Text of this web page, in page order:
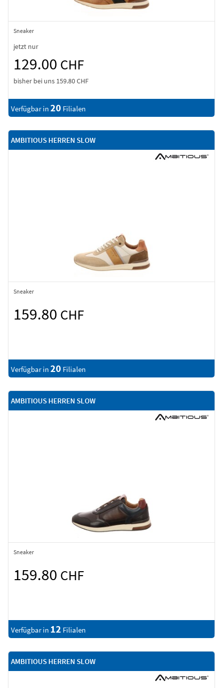
Sneaker
jetzt nur
129.00 CHF
bisher bei uns 159.80 CHF
Verfügbar in 20 Filialen
AMBITIOUS HERREN SLOW
Sneaker
159.80 CHF
Verfügbar in 20 Filialen
AMBITIOUS HERREN SLOW
Sneaker
159.80 CHF
Verfügbar in 12 Filialen
AMBITIOUS HERREN SLOW